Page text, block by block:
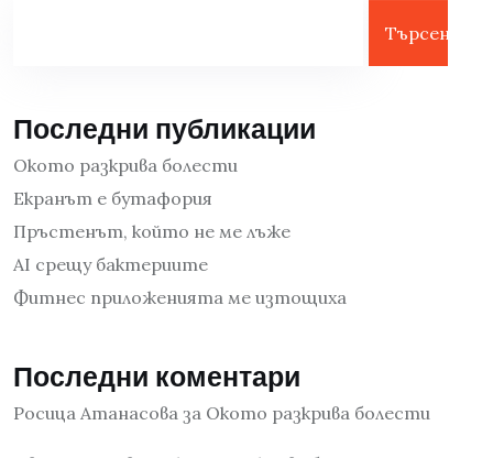
Търсене
Последни публикации
Окото разкрива болести
Екранът е бутафория
Пръстенът, който не ме лъже
AI срещу бактериите
Фитнес приложенията ме изтощиха
Последни коментари
Росица Атанасова за Окото разкрива болести